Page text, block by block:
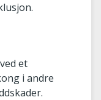
et
i andre